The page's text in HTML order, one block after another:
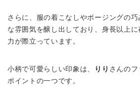
さらに、服の着こなしやポージングの巧
な雰囲気を醸し出しており、身長以上
力が際立っています。
小柄で可愛らしい印象は、 りり さんの
ポイントの一つです。